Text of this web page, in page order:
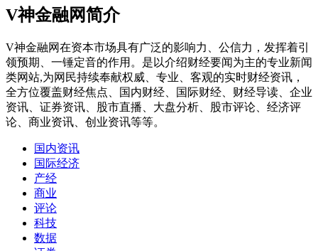
V神金融网简介
V神金融网在资本市场具有广泛的影响力、公信力，发挥着引
领预期、一锤定音的作用。是以介绍财经要闻为主的专业新闻
类网站,为网民持续奉献权威、专业、客观的实时财经资讯，
全方位覆盖财经焦点、国内财经、国际财经、财经导读、企业
资讯、证券资讯、股市直播、大盘分析、股市评论、经济评
论、商业资讯、创业资讯等等。
国内资讯
国际经济
产经
商业
评论
科技
数据